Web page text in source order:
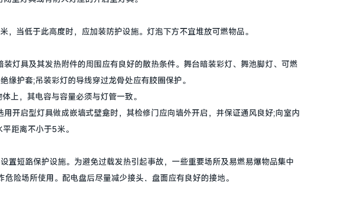
当低于此高度时，应加装防护设施。灯泡下方不宜堆放可燃物品。
灯具及其发热附件的周围应有良好的散热条件。舞台暗装彩灯、舞池脚灯、可燃
护套;吊装彩灯的导线穿过龙骨处应有胶圈保护。
上，其电容与容量必须与灯管一致。
启型灯具做成嵌墙式壁龛时，其检修门应向墙外开启，并保证通风良好;向室内
距离不小于5米。
短路保护设施。为避免过载发热引起事故，一些重要场所及易燃易爆物品集中
险场所使用。配电盘后尽量减少接头，盘面应有良好的接地。